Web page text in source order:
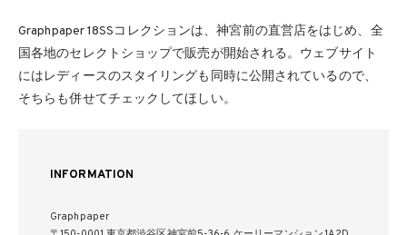
Graphpaper 18SSコレクションは、神宮前の直営店をはじめ、全
国各地のセレクトショップで販売が開始される。ウェブサイト
にはレディースのスタイリングも同時に公開されているので、
そちらも併せてチェックしてほしい。
INFORMATION
Graphpaper